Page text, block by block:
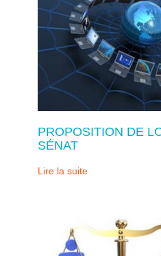
PROPOSITION DE
SÉNAT
Lire la suite